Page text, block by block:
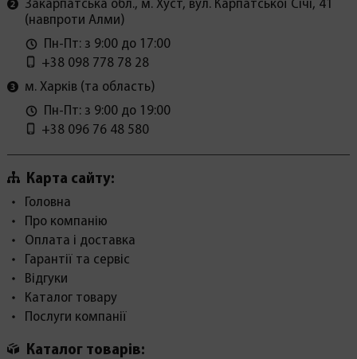
Закарпатська обл., м. Хуст, вул. Карпатської Січі, 41
(навпроти Алми)
Пн-Пт: з 9:00 до 17:00
+38 098 778 78 28
м. Харків (та область)
Пн-Пт: з 9:00 до 19:00
+38 096 76 48 580
Карта сайту:
Головна
Про компанію
Оплата і доставка
Гарантії та сервіс
Відгуки
Каталог товару
Послуги компанії
Каталог товарів: